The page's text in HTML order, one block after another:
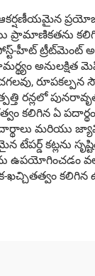
కలిగి
హీట్
అనులక్షిత
రన్లలో
కలిగిన ఏ
మరియు
కట్లను